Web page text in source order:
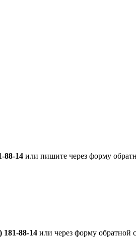
88-14 или пишите через форму
181-88-14 или через форму обратной